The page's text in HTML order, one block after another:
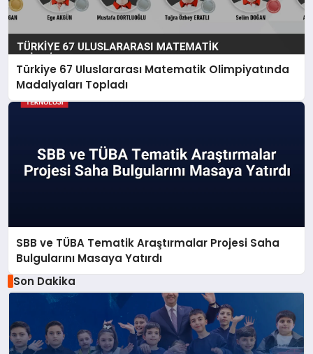
Türkiye 67 Uluslararası Matematik Olimpiyatında
Madalyaları Topladı
SBB ve TÜBA Tematik Araştırmalar Projesi Saha
Bulgularını Masaya Yatırdı
Son Dakika